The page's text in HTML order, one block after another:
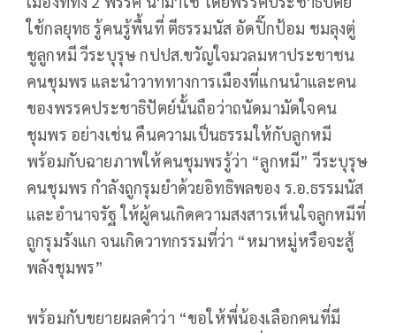
ใช้กลยุทธ รู้คนรู้พื้นที่ ตีธรรมนัส อัดปิ๊กป้อม ชมลุงตู่
ชูลูกหมี วีระบุรุษ กปปส.ขวัญใจมวลมหาประชาชน
คนชุมพร และนำวาททางการเมืองที่แกนนำและคน
ของพรรคประชาธิปัตย์นั้นถือว่าถนัดมามัดใจคน
ชุมพร อย่างเช่น คืนความเป็นธรรมให้กับลูกหมี
พร้อมกับฉายภาพให้คนชุมพรรู้ว่า “ลูกหมี” วีระบุรุษ
คนชุมพร กำลังถูกรุมยำด้วยอิทธิพลของ ร.อ.ธรรมนัส
และอำนาจรัฐ ให้ผู้คนเกิดความสงสารเห็นใจลูกหมีที่
ถูกรุมรังแก จนเกิดวาทกรรมที่ว่า “หมาหมู่หรือจะสู้
พลังชุมพร”
พร้อมกับขยายผลคำว่า “ขอให้พี่น้องเลือกคนที่มี